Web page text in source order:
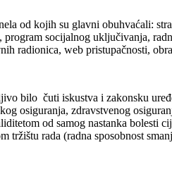
od kojih su glavni obuhvaćali:
socijalnog uključivanja,
radionica, web pristupačnosti,
bilo čuti iskustva i zakonsku
osiguranja, zdravstvenog
od samog nastanka bolesti
rada (radna sposobnost